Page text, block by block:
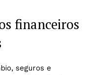
financeiros
seguros e